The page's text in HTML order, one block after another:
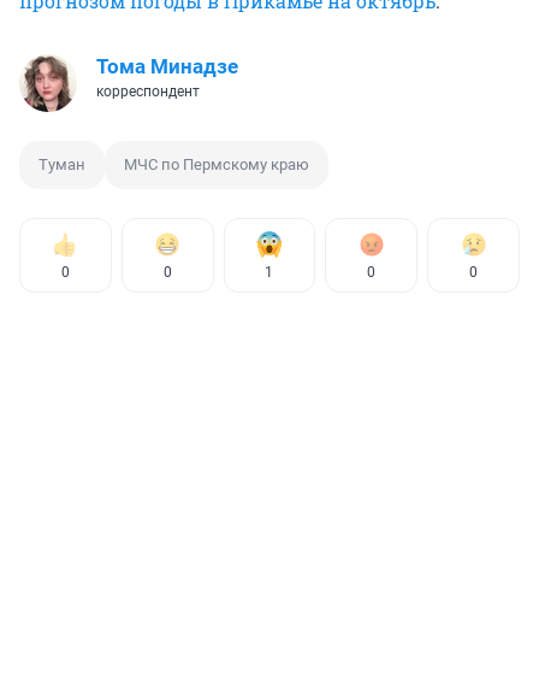
Тома Минадзе
корреспондент
Туман МЧС по Пермскому краю
0 0 1 0 0